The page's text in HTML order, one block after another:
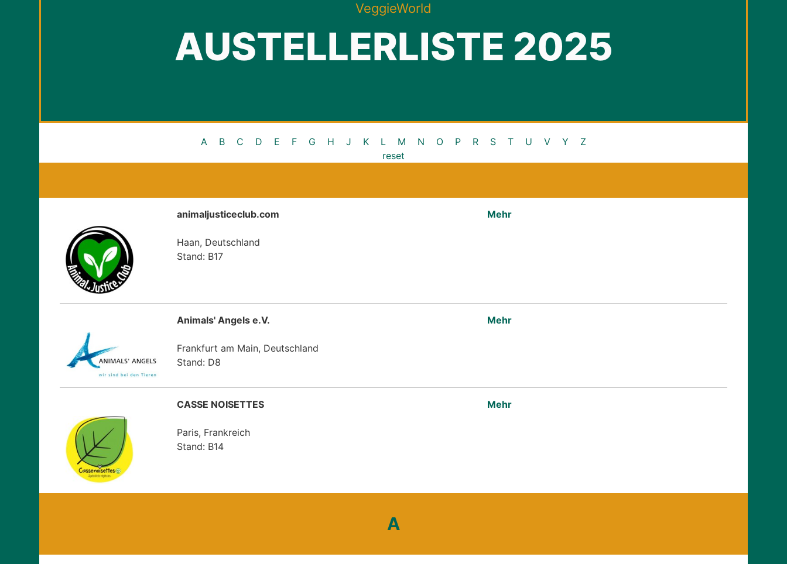
VeggieWorld
AUSTELLERLISTE 2025
A B C D E F G H J K L M N O P R S T U V Y
Z
reset
animaljusticeclub.com
Haan, Deutschland
Stand: B17
Mehr
Animals' Angels e.V.
Frankfurt am Main, Deutschland
Stand: D8
Mehr
CASSE NOISETTES
Paris, Frankreich
Stand: B14
Mehr
A